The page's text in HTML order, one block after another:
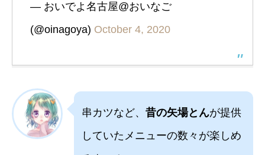
— おいでよ名古屋@おいなご
(@oinagoya) October 4, 2020
串カツなど、 昔の矢場とんが提供
していたメニューの数々が楽しめ